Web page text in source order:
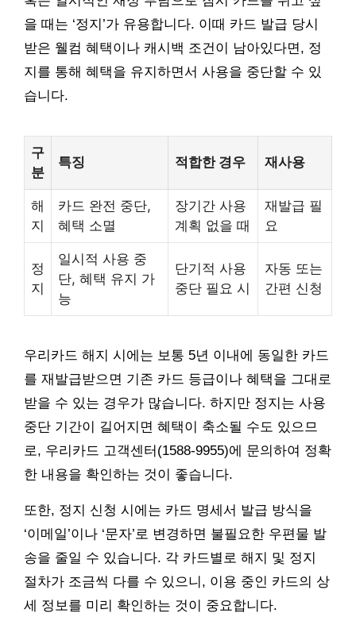
을 때는 ‘정지’가 유용합니다. 이때 카드 발급 당시
받은 웰컴 혜택이나 캐시백 조건이 남아있다면, 정
지를 통해 혜택을 유지하면서 사용을 중단할 수 있
습니다.
구
분
특징 적합한 경우 재사용
해
지
카드 완전 중단,
혜택 소멸
장기간 사용
계획 없을 때
재발급 필
요
정
지
일시적 사용 중
단, 혜택 유지 가
능
단기적 사용
중단 필요 시
자동 또는
간편 신청
우리카드 해지 시에는 보통 5년 이내에 동일한 카드
를 재발급받으면 기존 카드 등급이나 혜택을 그대로
받을 수 있는 경우가 많습니다. 하지만 정지는 사용
중단 기간이 길어지면 혜택이 축소될 수도 있으므
로, 우리카드 고객센터(1588-9955)에 문의하여 정확
한 내용을 확인하는 것이 좋습니다.
또한, 정지 신청 시에는 카드 명세서 발급 방식을
‘이메일’이나 ‘문자’로 변경하면 불필요한 우편물 발
송을 줄일 수 있습니다. 각 카드별로 해지 및 정지
절차가 조금씩 다를 수 있으니, 이용 중인 카드의 상
세 정보를 미리 확인하는 것이 중요합니다.